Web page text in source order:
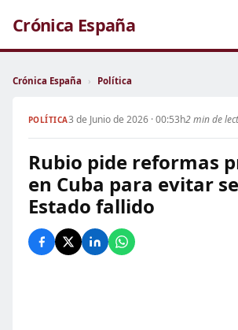
Crónica España
Crónica España › Política
POLÍTICA3 de Junio de 2026 · 00:53h2 min de
Rubio pide reformas
en Cuba para evitar
Estado fallido